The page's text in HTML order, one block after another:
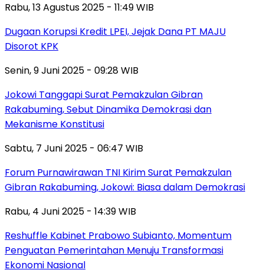
Rabu, 13 Agustus 2025 - 11:49 WIB
Dugaan Korupsi Kredit LPEI, Jejak Dana PT MAJU
Disorot KPK
Senin, 9 Juni 2025 - 09:28 WIB
Jokowi Tanggapi Surat Pemakzulan Gibran
Rakabuming, Sebut Dinamika Demokrasi dan
Mekanisme Konstitusi
Sabtu, 7 Juni 2025 - 06:47 WIB
Forum Purnawirawan TNI Kirim Surat Pemakzulan
Gibran Rakabuming, Jokowi: Biasa dalam Demokrasi
Rabu, 4 Juni 2025 - 14:39 WIB
Reshuffle Kabinet Prabowo Subianto, Momentum
Penguatan Pemerintahan Menuju Transformasi
Ekonomi Nasional